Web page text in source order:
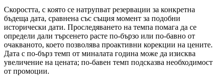
Скоростта, с която се натрупват резервации за конкретна
бъдеща дата, сравнена със същия момент за подобни
исторически дати. Проследяването на темпа помага да се
определи дали търсенето расте по-бързо или по-бавно от
очакваното, което позволява проактивни корекции на цените.
Дата с по-бърз темп от миналата година може да изисква
увеличение на цената; по-бавен темп подсказва необходимост
от промоции.